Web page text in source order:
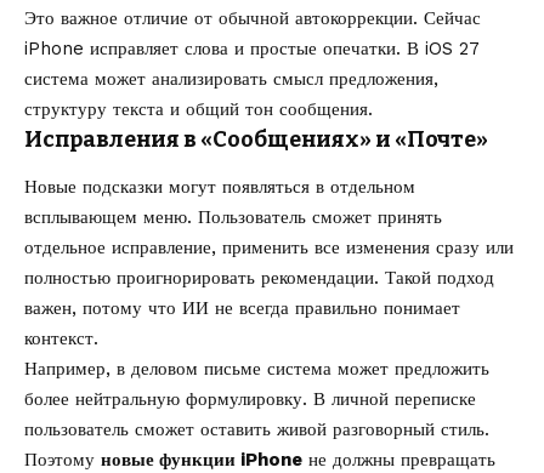
Это важное отличие от обычной автокоррекции. Сейчас
iPhone исправляет слова и простые опечатки. В iOS 27
система может анализировать смысл предложения,
структуру текста и общий тон сообщения.
Исправления в «Сообщениях» и «Почте»
Новые подсказки могут появляться в отдельном
всплывающем меню. Пользователь сможет принять
отдельное исправление, применить все изменения сразу или
полностью проигнорировать рекомендации. Такой подход
важен, потому что ИИ не всегда правильно понимает
контекст.
Например, в деловом письме система может предложить
более нейтральную формулировку. В личной переписке
пользователь сможет оставить живой разговорный стиль.
Поэтому новые функции iPhone не должны превращать